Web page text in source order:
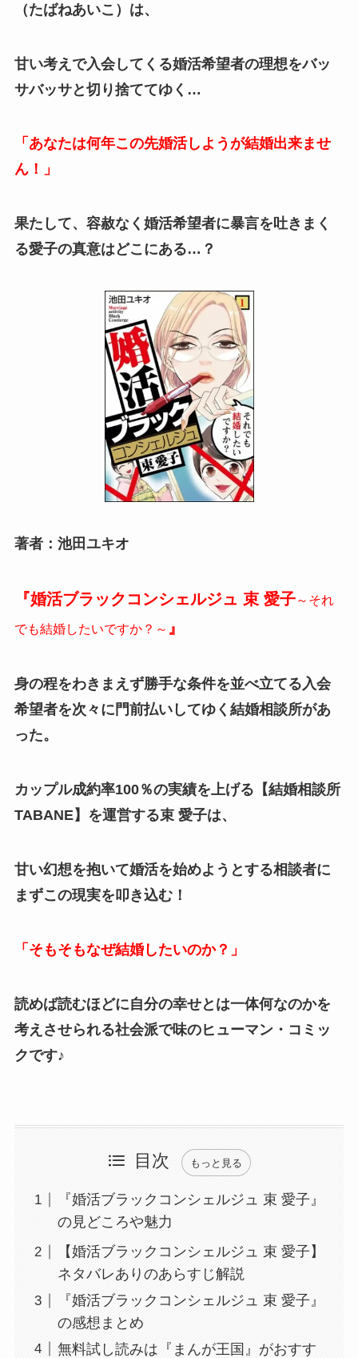
（たばねあいこ）は、
甘い考えで入会してくる婚活希望者の理想をバッ
サバッサと切り捨ててゆく…
「あなたは何年この先婚活しようが結婚出来ませ
ん！」
果たして、容赦なく婚活希望者に暴言を吐きまく
る愛子の真意はどこにある…？
著者：池田ユキオ
『婚活ブラックコンシェルジュ 束 愛子～それ
でも結婚したいですか？～ 』
身の程をわきまえず勝手な条件を並べ立てる入会
希望者を次々に門前払いしてゆく結婚相談所があ
った。
カップル成約率100％の実績を上げる【結婚相談所
TABANE】を運営する束 愛子は、
甘い幻想を抱いて婚活を始めようとする相談者に
まずこの現実を叩き込む！
「そもそもなぜ結婚したいのか？」
読めば読むほどに自分の幸せとは一体何なのかを
考えさせられる社会派で味のヒューマン・コミッ
クです♪
目次 もっと見る
『婚活ブラックコンシェルジュ 束 愛子』
の見どころや魅力
【婚活ブラックコンシェルジュ 束 愛子】
ネタバレありのあらすじ解説
『婚活ブラックコンシェルジュ 束 愛子』
の感想まとめ
無料試し読みは『まんが王国』がおすす